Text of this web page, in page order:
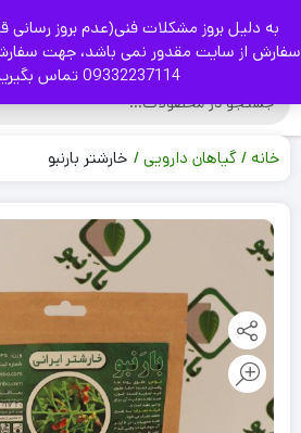
به دلیل بروز مشکلات فنی(عدم بروز رسانی
سفارش از سایت مقدور نمی باشد، جهت
09332237114 تماس بگیرید.
خانه گیاهان دارویی خارشتر بارنبو